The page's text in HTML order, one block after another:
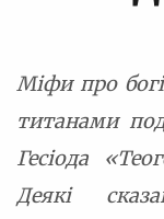
Міфи про
титанами
Гесіода
Деякі